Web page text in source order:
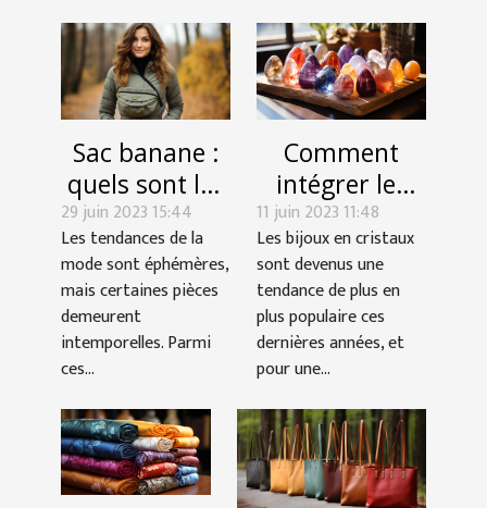
Sac banane :
quels sont les
avantages de
choisir cet
accessoire de
mode ?
29 juin 2023 15:44
Les tendances de la
mode sont éphémères,
mais certaines pièces
demeurent
intemporelles. Parmi
ces...
Comment
intégrer les
cristaux dans
votre style
personnel ?
11 juin 2023 11:48
Les bijoux en cristaux
sont devenus une
tendance de plus en
plus populaire ces
dernières années, et
pour une...